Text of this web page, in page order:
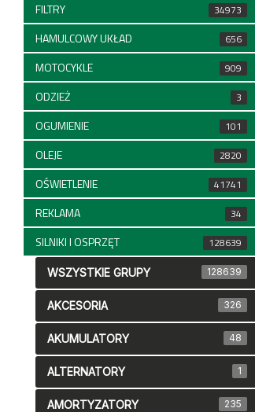
FILTRY 34973
HAMULCOWY UKŁAD 656
MOTOCYKLE 909
ODZIEŻ 3
OGUMIENIE 101
OLEJE 2820
OŚWIETLENIE 41741
REKLAMA 34
SILNIKI I OSPRZĘT 128639
WSZYSTKIE GRUPY 128639
AKCESORIA 326
AKUMULATORY 48
ALTERNATORY 1
AMORTYZATORY 235